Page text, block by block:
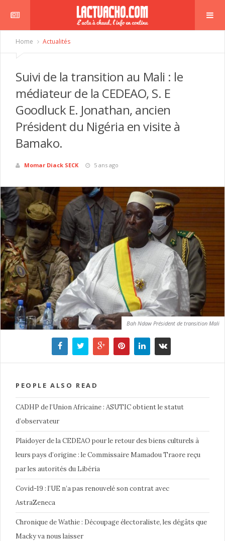
Home Actualités
Suivi de la transition au Mali : le
médiateur de la CEDEAO, S. E
Goodluck E. Jonathan, ancien
Président du Nigéria en visite à
Bamako.
Momar Diack SECK 5 ans ago
Bah Ndaw Président de transition Mali
PEOPLE ALSO READ
CADHP de l’Union Africaine : ASUTIC obtient le statut
d’observateur
Plaidoyer de la CEDEAO pour le retour des biens culturels à
leurs pays d’origine : le Commissaire Mamadou Traore reçu
par les autorités du Libéria
Covid-19 : l’UE n’a pas renouvelé son contrat avec
AstraZeneca
Chronique de Wathie : Découpage électoraliste, les dégâts que
Macky va nous laisser